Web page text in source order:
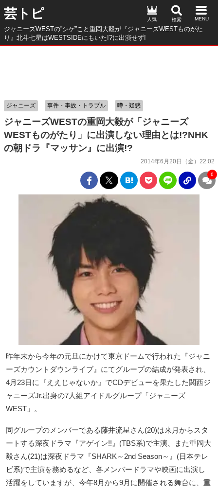
芸トピ
ジャニーズWESTの”シゲ”こと重岡大毅が『ジャニーズWESTものがた
り』北斗七星はWESTSIDEにもいた!?に出演せず!
人気
ジャニーズWESTの重岡大毅が「ジャニーズ
WESTものがたり」に出演しない理由とは!?NHK
の朝ドラ『マッサン』に出演!?
2014年6月20日（金）22:02
ジャニーズ 事件・事故・トラブル 噂・疑惑
6
昨年末から今年の元旦にかけて東京ドームで行われた『ジャニ
ーズカウントダウンライブ』にてグループの結成が発表され、
4月23日に『ええじゃないか』でCDデビューを果たした関西ジ
ャニーズJr.出身の7人組アイドルグループ「ジャニーズ
WEST」。
同グループのメンバーである藤井流星さん(20)は来月からスタ
ートする深夜ドラマ『アゲイン!!』(TBS系)で主演、また重岡大
毅さん(21)は深夜ドラマ『SHARK～2nd Season～』(日本テレ
ビ系)で主演を務めるなど、各メンバードラマや映画に出演し
活躍をしていますが、今年8月から9月に開催される舞台に、重